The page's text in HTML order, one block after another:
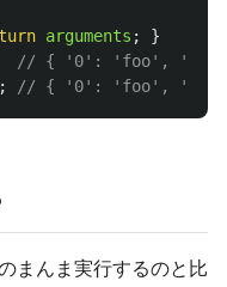
arguments ;
}
// { '0': 'foo', '1':
// { '0': 'foo', '1':
まんま実行するのと比